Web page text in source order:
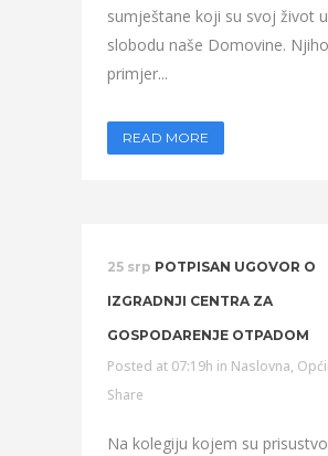
sumještane koji su svoj život
slobodu naše Domovine.
primjer...
READ MORE
25 srp POTPISAN UGOVOR O
IZGRADNJI CENTRA ZA
GOSPODARENJE OTPADOM
Posted at 07:19h in Naslovna,
Share
Na kolegiju kojem su